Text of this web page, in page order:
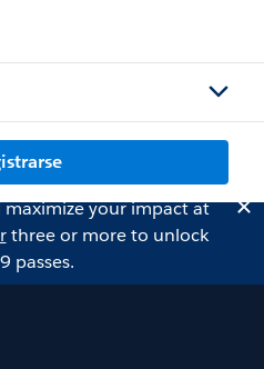
your impact at
three or more to unlock
passes.